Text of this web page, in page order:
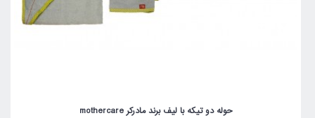
حوله دو تیکه با لیف برند مادرکر mothercare